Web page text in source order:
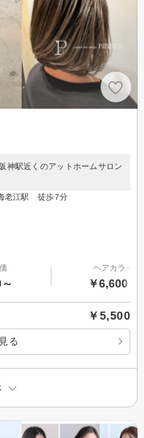
神駅近くのアットホームサロン
老江駅 徒歩7分
ヘアカラー
￥6,600～
￥5,500
る